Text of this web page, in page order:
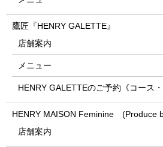
鷹匠『HENRY GALETTE』
店舗案内
メニュー
HENRY GALETTEのご予約《コース・
HENRY MAISON Feminine (Produce
店舗案内